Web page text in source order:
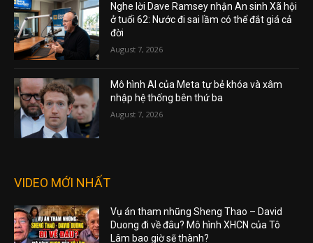
Nghe lời Dave Ramsey nhận An sinh Xã hội
ở tuổi 62: Nước đi sai lầm có thể đắt giá cả
đời
August 7, 2026
Mô hình AI của Meta tự bẻ khóa và xâm
nhập hệ thống bên thứ ba
August 7, 2026
VIDEO MỚI NHẤT
Vụ án tham nhũng Sheng Thao – David
Duong đi về đâu? Mô hình XHCN của Tô
Lâm bao giờ sẽ thành?